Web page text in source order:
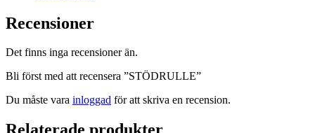
Recensioner
Det finns inga recensioner än.
Bli först med att recensera ”STÖDRULLE”
Du måste vara inloggad för att skriva en recension.